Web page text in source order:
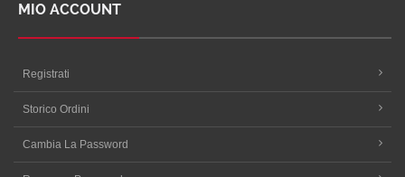
MIO ACCOUNT
Registrati
Storico Ordini
Cambia La Password